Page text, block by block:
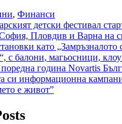
, Финанси
детски фестивал
Пловдив и Варна на
като
с балони, магьосници,
поредна година Novartis
си информационна
е живот”